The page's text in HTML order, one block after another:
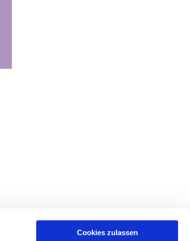
Cookies zulassen